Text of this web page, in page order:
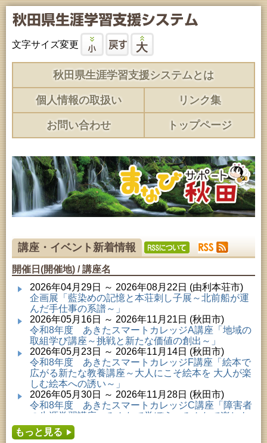
文字サイズ変更
秋田県生涯学習支援システムとは
個人情報の取扱い リンク集
お問い合わせ トップページ
講座・イベント新着情報
開催日(開催地) / 講座名
2026年04月29日 ～ 2026年08月22日 (由利本荘市)
企画展「藍染めの記憶と本荘刺し子展～北前船が運
んだ手仕事の系譜～」
2026年05月16日 ～ 2026年11月21日 (秋田市)
令和8年度 あきたスマートカレッジA講座「地域の
取組学び講座～挑戦と新たな価値の創出～」
2026年05月23日 ～ 2026年11月14日 (秋田市)
令和8年度 あきたスマートカレッジF講座「絵本で
広がる新たな教養講座～大人にこそ絵本を 大人が楽
しむ絵本への誘い～」
2026年05月30日 ～ 2026年11月28日 (秋田市)
令和8年度 あきたスマートカレッジC講座「障害者
の生涯学習講座～みんなで学ぼう、みんなで楽しも
う～」
2026年06月02日 ～ 2026年11月30日 (秋田市)
もっと見る